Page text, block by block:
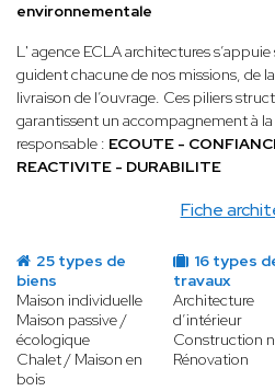
Fiche
environnementale
L' agence ECLA architectures
guident chacune de nos missions, de
livraison de l’ouvrage. Ces piliers
garantissent un accompagnement à
responsable : ECOUTE -
REACTIVITE - DURABILITE
25 types de
biens
Maison individuelle
Maison passive /
écologique
Chalet / Maison en
bois
16 types
travaux
Architecture
d’intérieur
Construction
Rénovation